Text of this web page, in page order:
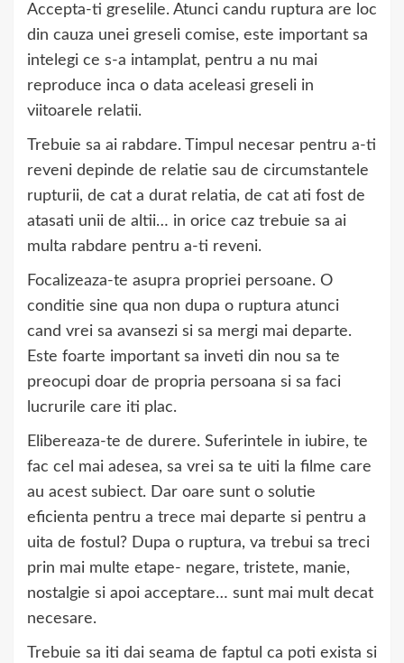
Accepta-ti greselile. Atunci candu ruptura are loc
din cauza unei greseli comise, este important sa
intelegi ce s-a intamplat, pentru a nu mai
reproduce inca o data aceleasi greseli in
viitoarele relatii.
Trebuie sa ai rabdare. Timpul necesar pentru a-ti
reveni depinde de relatie sau de circumstantele
rupturii, de cat a durat relatia, de cat ati fost de
atasati unii de altii… in orice caz trebuie sa ai
multa rabdare pentru a-ti reveni.
Focalizeaza-te asupra propriei persoane. O
conditie sine qua non dupa o ruptura atunci
cand vrei sa avansezi si sa mergi mai departe.
Este foarte important sa inveti din nou sa te
preocupi doar de propria persoana si sa faci
lucrurile care iti plac.
Elibereaza-te de durere. Suferintele in iubire, te
fac cel mai adesea, sa vrei sa te uiti la filme care
au acest subiect. Dar oare sunt o solutie
eficienta pentru a trece mai departe si pentru a
uita de fostul? Dupa o ruptura, va trebui sa treci
prin mai multe etape- negare, tristete, manie,
nostalgie si apoi acceptare… sunt mai mult decat
necesare.
Trebuie sa iti dai seama de faptul ca poti exista si